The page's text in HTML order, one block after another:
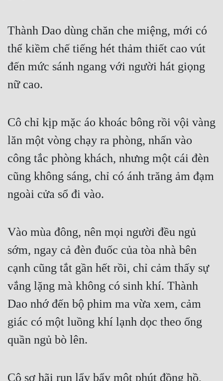
Thành Dao dùng chăn che miệng, mới có
thể kiềm chế tiếng hét thảm thiết cao vút
đến mức sánh ngang với người hát giọng
nữ cao.
Cô chỉ kịp mặc áo khoác bông rồi vội vàng
lăn một vòng chạy ra phòng, nhấn vào
công tắc phòng khách, nhưng một cái đèn
cũng không sáng, chỉ có ánh trăng ảm đạm
ngoài cửa sổ đi vào.
Vào mùa đông, nên mọi người đều ngủ
sớm, ngay cả đèn đuốc của tòa nhà bên
cạnh cũng tắt gần hết rồi, chỉ cảm thấy sự
vắng lặng mà không có sinh khí. Thành
Dao nhớ đến bộ phim ma vừa xem, cảm
giác có một luồng khí lạnh dọc theo ống
quần ngủ bò lên.
Cô sợ hãi run lẩy bẩy một phút đồng hồ,